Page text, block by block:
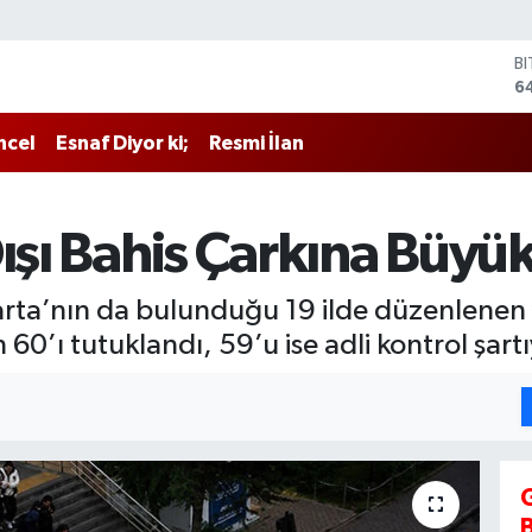
Esnaf Diyor ki; Resmi İlan
Bahis Çarkına
da bulunduğu 19 ilde düzenlenen
tutuklandı, 59’u ise adli kontrol